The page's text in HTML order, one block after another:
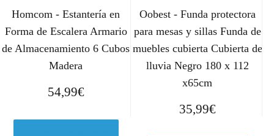
Homcom - Estantería en
Forma de Escalera Armario
de Almacenamiento 6 Cubos
Madera
54,99€
Oobest - Funda protectora
para mesas y sillas Funda de
muebles cubierta Cubierta de
lluvia Negro 180 x 112
x65cm
35,99€